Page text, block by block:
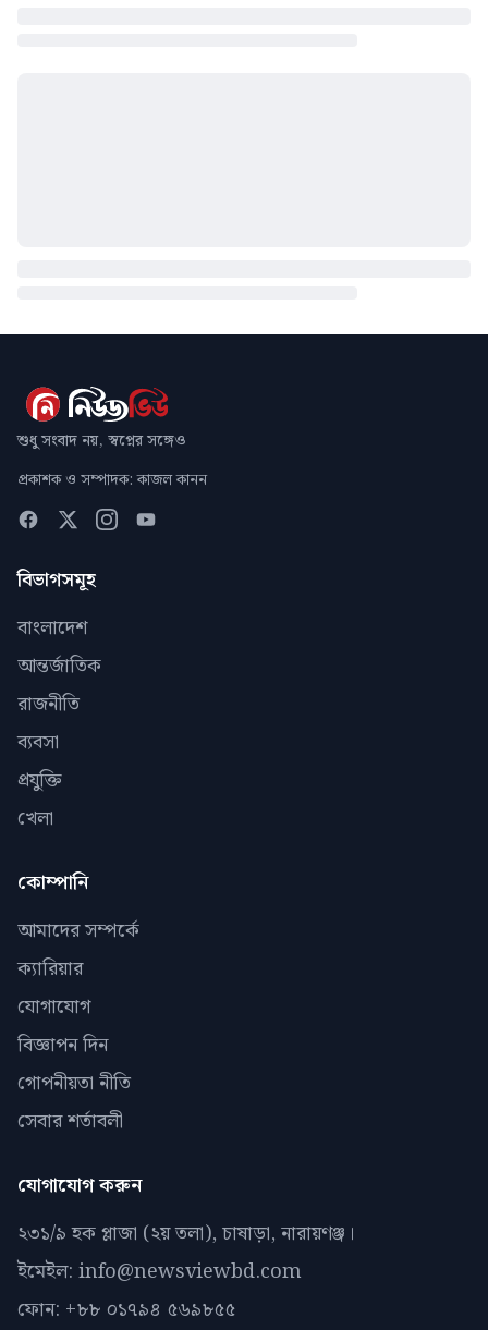
শুধু সংবাদ নয়, স্বপ্নের সঙ্গেও
প্রকাশক ও সম্পাদক: কাজল কানন
বিভাগসমূহ
বাংলাদেশ
আন্তর্জাতিক
রাজনীতি
ব্যবসা
প্রযুক্তি
খেলা
কোম্পানি
আমাদের সম্পর্কে
ক্যারিয়ার
যোগাযোগ
বিজ্ঞাপন দিন
গোপনীয়তা নীতি
সেবার শর্তাবলী
যোগাযোগ করুন
২৩১/৯ হক প্লাজা (২য় তলা), চাষাড়া, নারায়ণঞ্জ।
ইমেইল: info@newsviewbd.com
ফোন: +৮৮ ০১৭৯৪ ৫৬৯৮৫৫